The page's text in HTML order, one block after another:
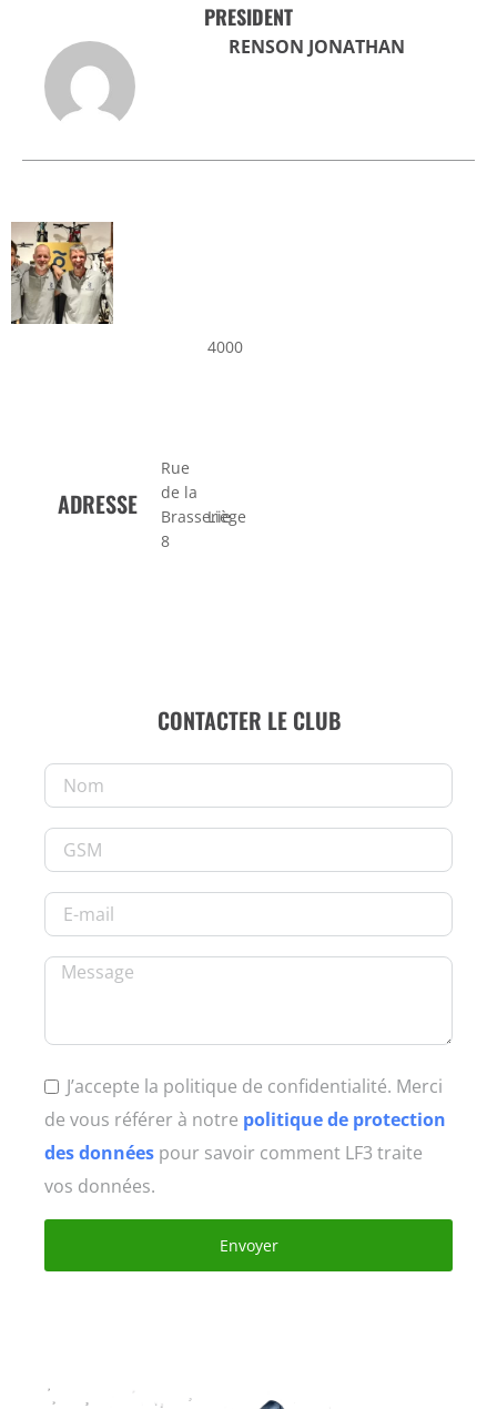
PRESIDENT
RENSON JONATHAN
CONTACTER LE CLUB
J’accepte la politique de confidentialité. Merci
de vous référer à notre politique de protection
des données pour savoir comment LF3 traite
vos données.
Envoyer
ADRESSE
Rue
de la
Brasserie
8
4000
Liège